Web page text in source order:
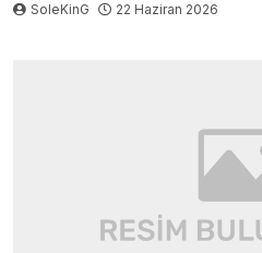
SoleKinG 22 Haziran 2026